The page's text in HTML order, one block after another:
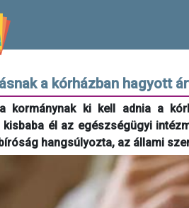
a kórházban hagyott
kormánynak ki kell adnia a
él az egészségügyi
hangsúlyozta, az állami